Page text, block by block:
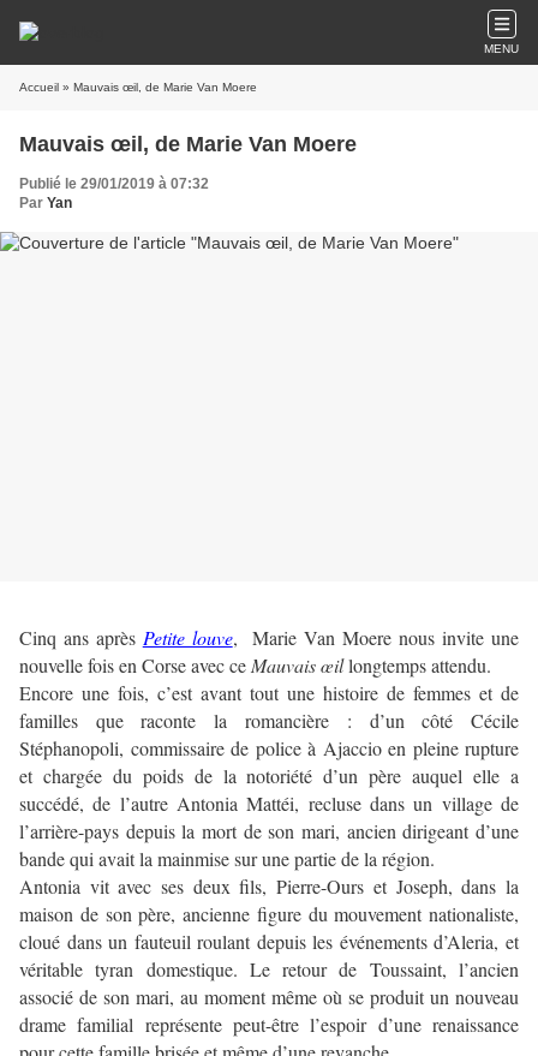
MENU
Accueil » Mauvais œil, de Marie Van Moere
Mauvais œil, de Marie Van Moere
Publié le 29/01/2019 à 07:32
Par Yan
Cinq ans après Petite louve, Marie Van Moere nous invite une
nouvelle fois en Corse avec ce Mauvais œillongtemps attendu.
Encore une fois, c’est avant tout une histoire de femmes et de
familles que raconte la romancière : d’un côté Cécile
Stéphanopoli, commissaire de police à Ajaccio en pleine rupture
et chargée du poids de la notoriété d’un père auquel elle a
succédé, de l’autre Antonia Mattéi, recluse dans un village de
l’arrière-pays depuis la mort de son mari, ancien dirigeant d’une
bande qui avait la mainmise sur une partie de la région.
Antonia vit avec ses deux fils, Pierre-Ours et Joseph, dans la
maison de son père, ancienne figure du mouvement nationaliste,
cloué dans un fauteuil roulant depuis les événements d’Aleria, et
véritable tyran domestique. Le retour de Toussaint, l’ancien
associé de son mari, au moment même où se produit un nouveau
drame familial représente peut-être l’espoir d’une renaissance